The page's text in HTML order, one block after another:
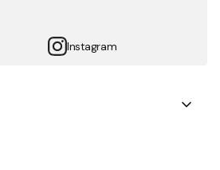
Instagram